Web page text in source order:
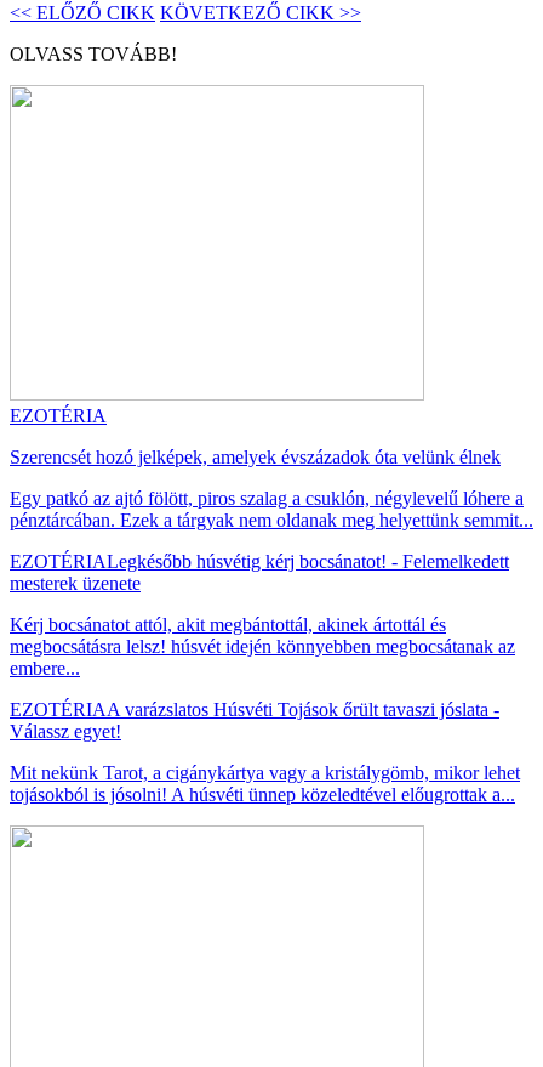
<< ELŐZŐ CIKK KÖVETKEZŐ CIKK >>
OLVASS TOVÁBB!
EZOTÉRIA
Szerencsét hozó jelképek, amelyek évszázadok óta velünk élnek
Egy patkó az ajtó fölött, piros szalag a csuklón, négylevelű lóhere a
pénztárcában. Ezek a tárgyak nem oldanak meg helyettünk semmit...
EZOTÉRIALegkésőbb húsvétig kérj bocsánatot! - Felemelkedett
mesterek üzenete
Kérj bocsánatot attól, akit megbántottál, akinek ártottál és
megbocsátásra lelsz! húsvét idején könnyebben megbocsátanak az
embere...
EZOTÉRIAA varázslatos Húsvéti Tojások őrült tavaszi jóslata -
Válassz egyet!
Mit nekünk Tarot, a cigánykártya vagy a kristálygömb, mikor lehet
tojásokból is jósolni! A húsvéti ünnep közeledtével előugrottak a...